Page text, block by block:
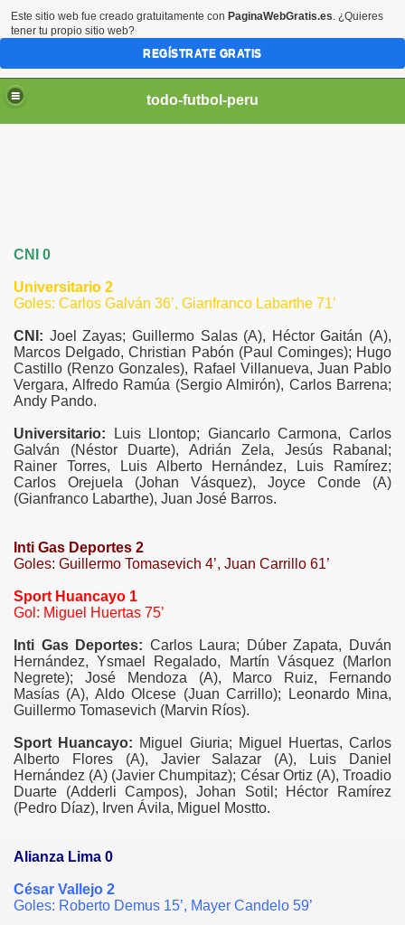
todo-futbol-peru
CNI 0
Universitario 2
Goles: Carlos Galván 36’, Gianfranco Labarthe 71’
CNI: Joel Zayas; Guillermo Salas (A), Héctor Gaitán (A),
Marcos Delgado, Christian Pabón (Paul Cominges); Hugo
Castillo (Renzo Gonzales), Rafael Villanueva, Juan Pablo
Vergara, Alfredo Ramúa (Sergio Almirón), Carlos Barrena;
Andy Pando.
Universitario: Luis Llontop; Giancarlo Carmona, Carlos
Galván (Néstor Duarte), Adrián Zela, Jesús Rabanal;
Rainer Torres, Luis Alberto Hernández, Luis Ramírez;
Carlos Orejuela (Johan Vásquez), Joyce Conde (A)
(Gianfranco Labarthe), Juan José Barros.
Inti Gas Deportes 2
Goles: Guillermo Tomasevich 4’, Juan Carrillo 61’
Sport Huancayo 1
Gol: Miguel Huertas 75’
Inti Gas Deportes: Carlos Laura; Dúber Zapata, Duván
Hernández, Ysmael Regalado, Martín Vásquez (Marlon
Negrete); José Mendoza (A), Marco Ruiz, Fernando
Masías (A), Aldo Olcese (Juan Carrillo); Leonardo Mina,
Guillermo Tomasevich (Marvin Ríos).
Sport Huancayo: Miguel Giuria; Miguel Huertas, Carlos
Alberto Flores (A), Javier Salazar (A), Luis Daniel
Hernández (A) (Javier Chumpitaz); César Ortiz (A), Troadio
Duarte (Adderli Campos), Johan Sotil; Héctor Ramírez
(Pedro Díaz), Irven Ávila, Miguel Mostto.
Alianza Lima 0
César Vallejo 2
Goles: Roberto Demus 15’, Mayer Candelo 59’
Este sitio web fue creado gratuitamente con PaginaWebGratis.es. ¿Quieres
tener tu propio sitio web?
REGÍSTRATE GRATIS